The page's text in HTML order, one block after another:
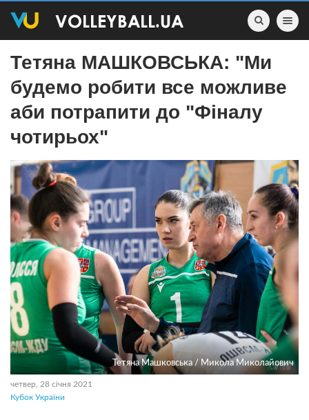
Toggle
Тетяна МАШКОВСЬКА: "Ми
будемо робити все можливе
аби потрапити до "Фіналу
чотирьох"
Тетяна Машковська / Микола Миколайович
четвер, 28 січня 2021
Кубок України